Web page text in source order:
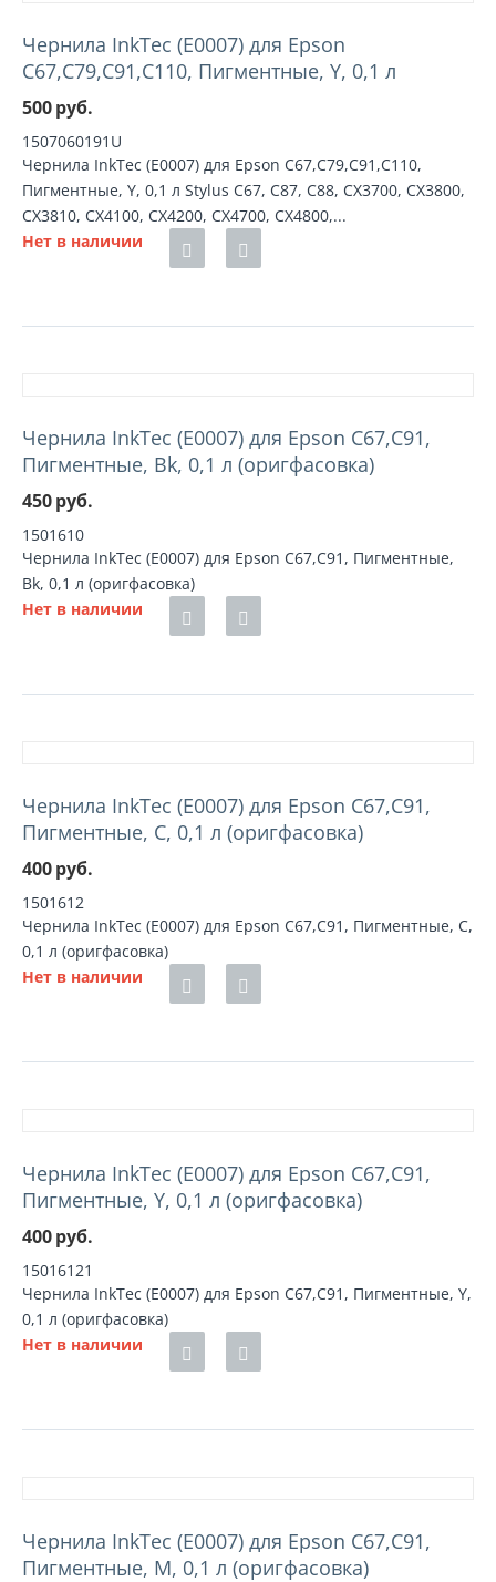
Чернила InkTec (E0007) для Epson
C67,C79,C91,C110, Пигментные, Y, 0,1 л
500руб.
1507060191U
Чернила InkTec (E0007) для Epson C67,C79,C91,C110,
Пигментные, Y, 0,1 л Stylus C67, C87, C88, CX3700, CX3800,
CX3810, CX4100, CX4200, CX4700, CX4800,...
Нет в наличии
Чернила InkTec (E0007) для Epson C67,C91,
Пигментные, Bk, 0,1 л (оригфасовка)
450руб.
1501610
Чернила InkTec (E0007) для Epson C67,C91, Пигментные,
Bk, 0,1 л (оригфасовка)
Нет в наличии
Чернила InkTec (E0007) для Epson C67,C91,
Пигментные, C, 0,1 л (оригфасовка)
400руб.
1501612
Чернила InkTec (E0007) для Epson C67,C91, Пигментные, C,
0,1 л (оригфасовка)
Нет в наличии
Чернила InkTec (E0007) для Epson C67,C91,
Пигментные, Y, 0,1 л (оригфасовка)
400руб.
15016121
Чернила InkTec (E0007) для Epson C67,C91, Пигментные, Y,
0,1 л (оригфасовка)
Нет в наличии
Чернила InkTec (E0007) для Epson C67,C91,
Пигментные, M, 0,1 л (оригфасовка)